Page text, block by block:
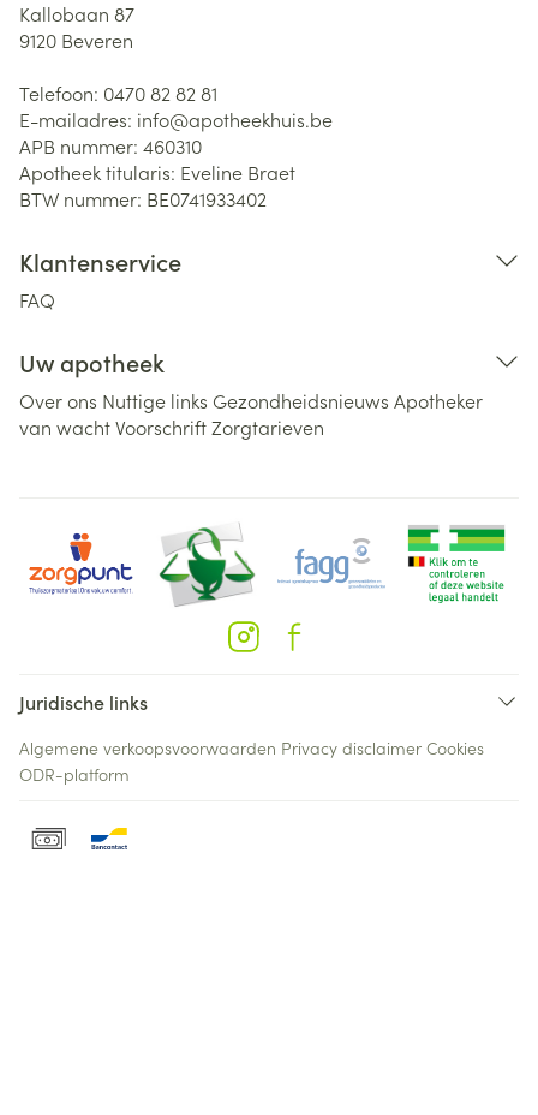
Kallobaan 87
9120 Beveren
Telefoon: 0470 82 82 81
E-mailadres: info@apotheekhuis.be
APB nummer: 460310
Apotheek titularis: Eveline Braet
BTW nummer: BE0741933402
Klantenservice
FAQ
Uw apotheek
Over ons Nuttige links Gezondheidsnieuws Apotheker
van wachtVoorschriftZorgtarieven
Juridische links
Algemene verkoopsvoorwaarden Privacy disclaimer Cookies
ODR-platform